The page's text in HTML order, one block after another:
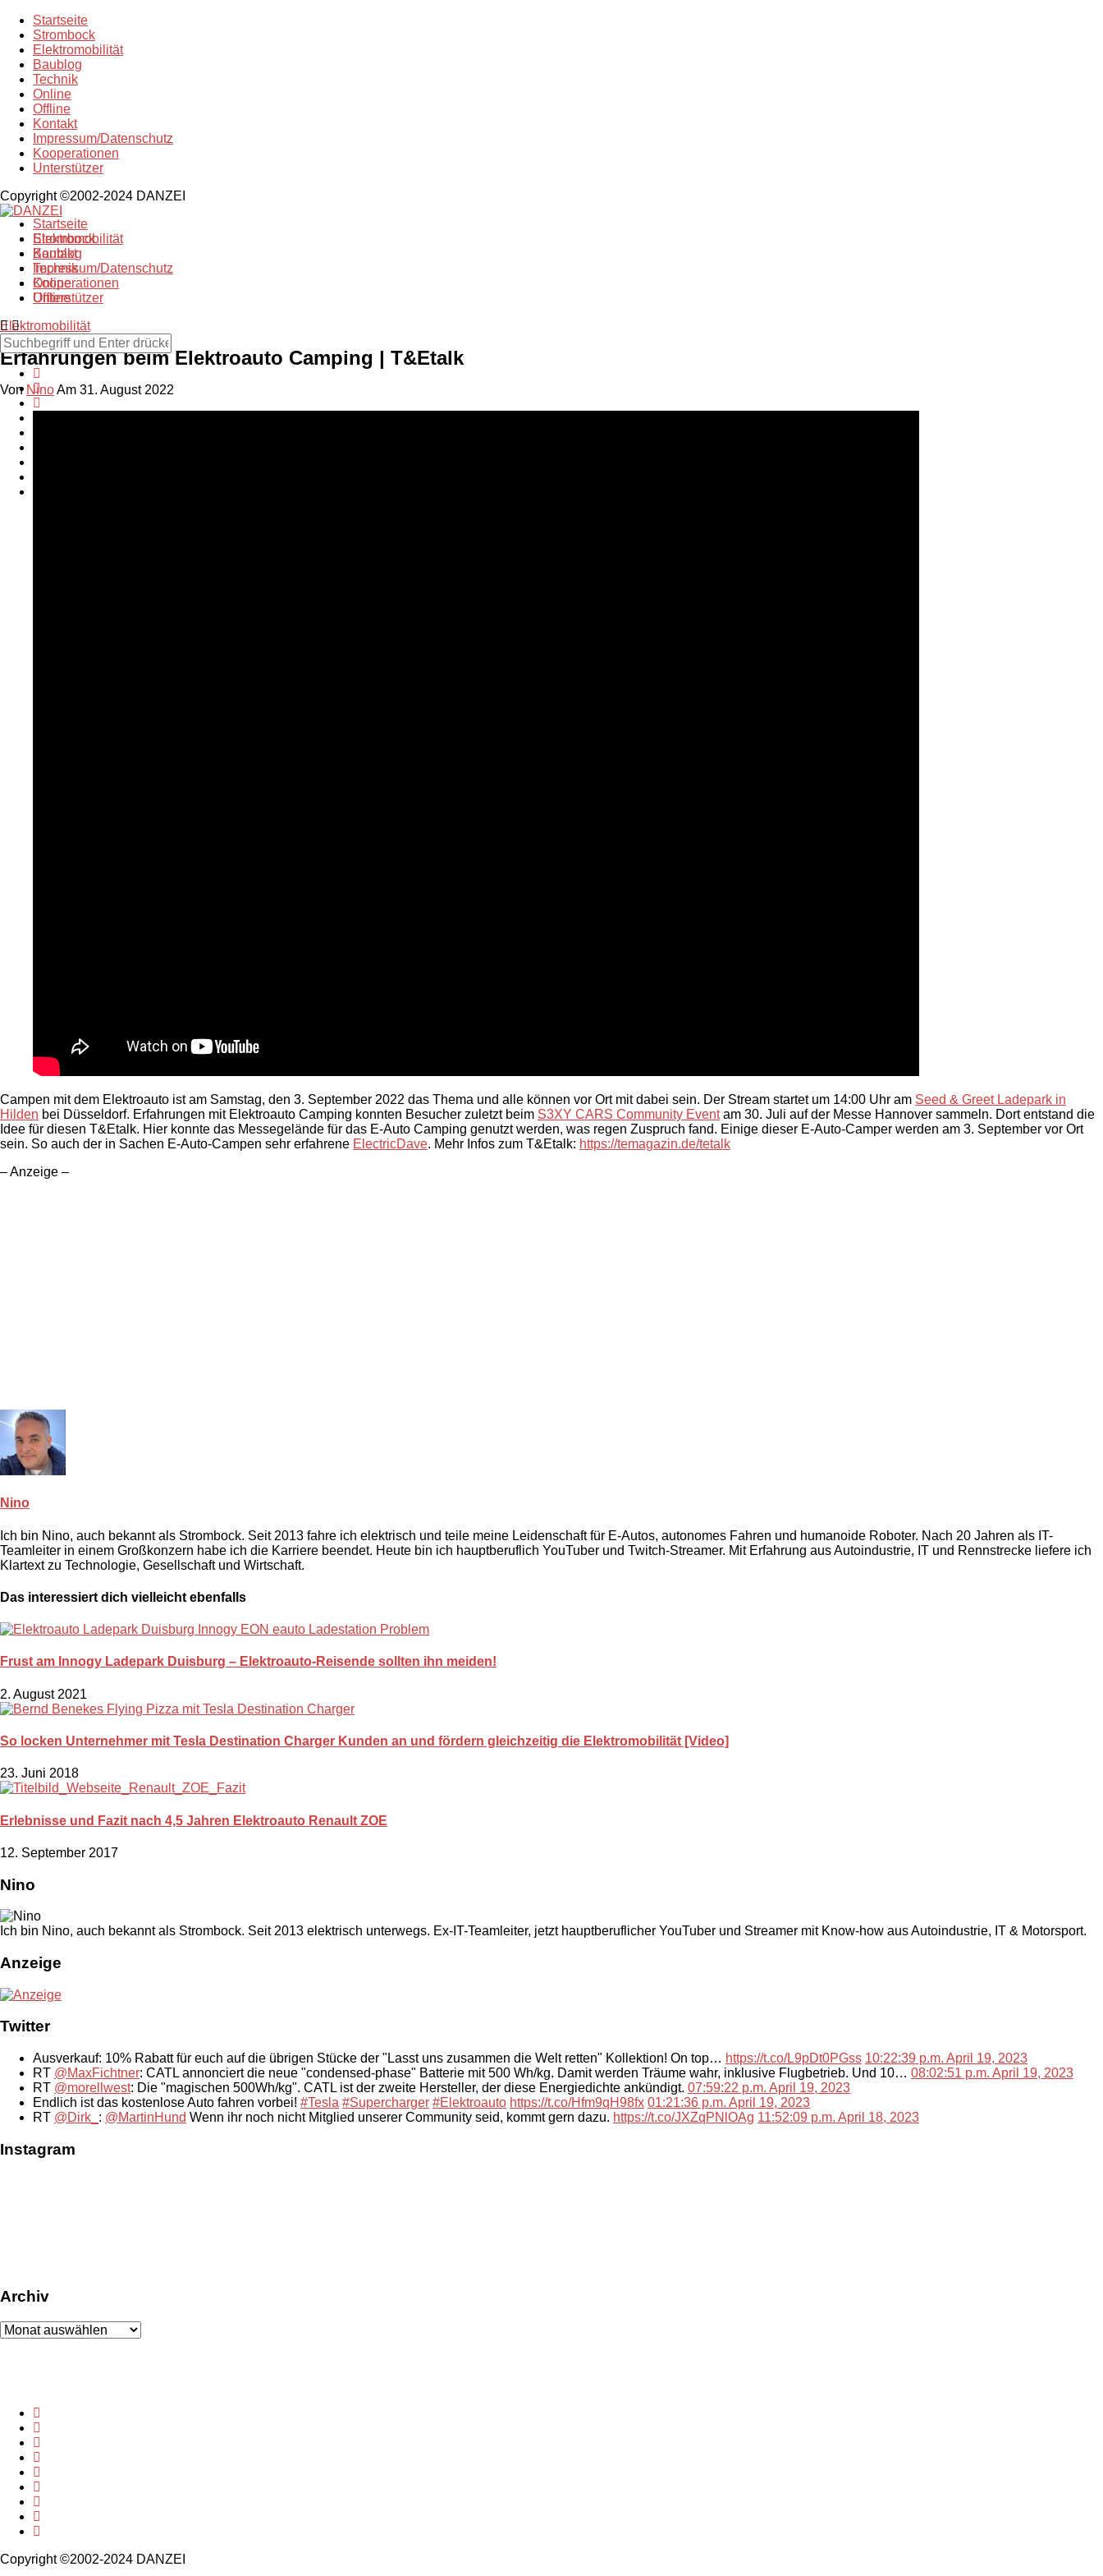
Startseite
Strombock
Elektromobilität
Baublog
Technik
Online
Offline
Kontakt
Impressum/Datenschutz
Kooperationen
Unterstützer
Copyright ©2002-2024 DANZEI
Startseite
Strombock
Kontakt
Impressum/Datenschutz
Kooperationen
Unterstützer
Elektromobilität
Baublog
Technik
Online
Offline
Elektromobilität
Erfahrungen beim Elektroauto Camping | T&Etalk
Von NinoAm 31. August 2022
Campen mit dem Elektroauto ist am Samstag, den 3. September 2022 das Thema und alle können vor Ort mit dabei sein. Der Stream startet um 14:00 Uhr am Seed & Greet Ladepark in
Hilden bei Düsseldorf. Erfahrungen mit Elektroauto Camping konnten Besucher zuletzt beim S3XY CARS Community Eventam 30. Juli auf der Messe Hannover sammeln. Dort entstand die
Idee für diesen T&Etalk. Hier konnte das Messegelände für das E-Auto Camping genutzt werden, was regen Zuspruch fand. Einige dieser E-Auto-Camper werden am 3. September vor Ort
sein. So auch der in Sachen E-Auto-Campen sehr erfahrene ElectricDave. Mehr Infos zum T&Etalk: https://temagazin.de/tetalk
– Anzeige –
Nino
Ich bin Nino, auch bekannt als Strombock. Seit 2013 fahre ich elektrisch und teile meine Leidenschaft für E-Autos, autonomes Fahren und humanoide Roboter. Nach 20 Jahren als IT-
Teamleiter in einem Großkonzern habe ich die Karriere beendet. Heute bin ich hauptberuflich YouTuber und Twitch-Streamer. Mit Erfahrung aus Autoindustrie, IT und Rennstrecke liefere ich
Klartext zu Technologie, Gesellschaft und Wirtschaft.
Das interessiert dich vielleicht ebenfalls
Frust am Innogy Ladepark Duisburg – Elektroauto-Reisende sollten ihn meiden!
2. August 2021
So locken Unternehmer mit Tesla Destination Charger Kunden an und fördern gleichzeitig die Elektromobilität [Video]
23. Juni 2018
Erlebnisse und Fazit nach 4,5 Jahren Elektroauto Renault ZOE
12. September 2017
Nino
Ich bin Nino, auch bekannt als Strombock. Seit 2013 elektrisch unterwegs. Ex-IT-Teamleiter, jetzt hauptberuflicher YouTuber und Streamer mit Know-how aus Autoindustrie, IT & Motorsport.
Anzeige
Twitter
Ausverkauf: 10% Rabatt für euch auf die übrigen Stücke der "Lasst uns zusammen die Welt retten" Kollektion! On top… https://t.co/L9pDt0PGss 10:22:39 p.m. April 19, 2023
RT @MaxFichtner: CATL annonciert die neue "condensed-phase" Batterie mit 500 Wh/kg. Damit werden Träume wahr, inklusive Flugbetrieb. Und 10… 08:02:51 p.m. April 19, 2023
RT @morellwest: Die "magischen 500Wh/kg". CATL ist der zweite Hersteller, der diese Energiedichte ankündigt. 07:59:22 p.m. April 19, 2023
Endlich ist das kostenlose Auto fahren vorbei! #Tesla #Supercharger #Elektroauto https://t.co/Hfm9qH98fx 01:21:36 p.m. April 19, 2023
RT @Dirk_ : @MartinHund Wenn ihr noch nicht Mitglied unserer Community seid, kommt gern dazu. https://t.co/JXZqPNlOAg 11:52:09 p.m. April 18, 2023
Instagram
Archiv
Archiv
Copyright ©2002-2024 DANZEI